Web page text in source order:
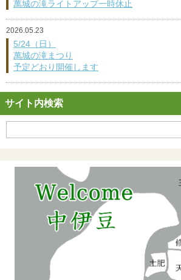
萬城の滝ライトアップ一時休止
2026.05.23
5/24（日）
萬城の滝まつり
予定どおり開催します
サイト内検索